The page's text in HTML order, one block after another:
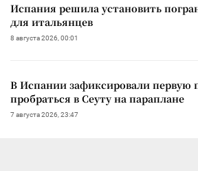
Испания решила установить
для итальянцев
8 августа 2026, 00:01
В Испании зафиксировали первую
пробраться в Сеуту на параплане
7 августа 2026, 23:47